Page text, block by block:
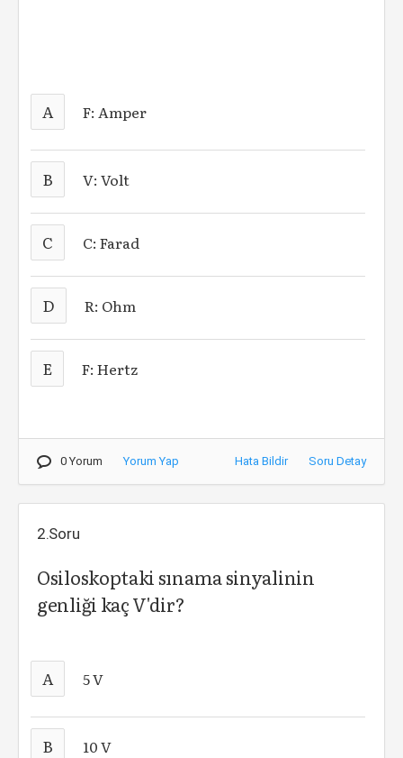
A F: Amper
B V: Volt
C C: Farad
D R: Ohm
E F: Hertz
0 Yorum Yorum Yap Hata Bildir Soru Detay
2.Soru
Osiloskoptaki sınama sinyalinin
genliği kaç V'dir?
A 5 V
B 10 V